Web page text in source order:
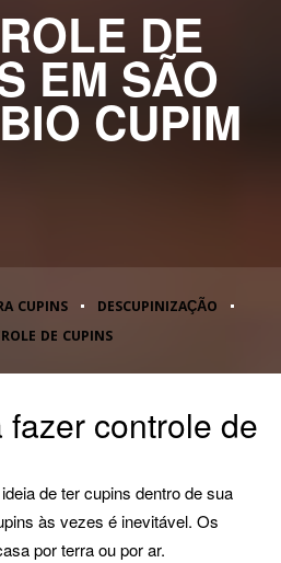
DE
EM SÃO
CUPIM
CUPINS
DESCUPINIZAÇÃO
DE CUPINS
controle de
de ter cupins dentro de sua
às vezes é inevitável. Os
por terra ou por ar.